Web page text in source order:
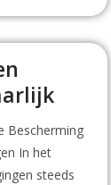
Bescherming
In het
steeds